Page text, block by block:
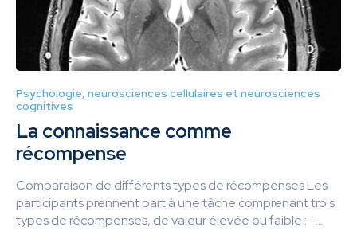
Psychologie, neurosciences cellulaires et neurosciences
cognitives
La connaissance comme
récompense
Comparaison de différents types de récompenses Les
participants prennent part à une tâche comprenant trois
types de récompenses, de valeur élevée ou faible : -...